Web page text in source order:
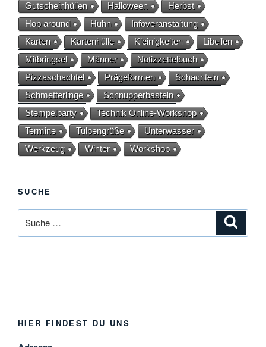
Gutscheinhüllen
Halloween
Herbst
Hop around
Huhn
Infoveranstaltung
Karten
Kartenhülle Kleinigkeiten
Libellen
Mitbringsel
Männer
Notizzettelbuch
Pizzaschachtel
Prägeformen
Schachteln
Schmetterlinge
Schnupperbasteln
Stempelparty
Technik Online-Workshop
Termine
Tulpengrüße
Unterwasser
Werkzeug
Winter Workshop
SUCHE
nach:
HIER FINDEST DU UNS